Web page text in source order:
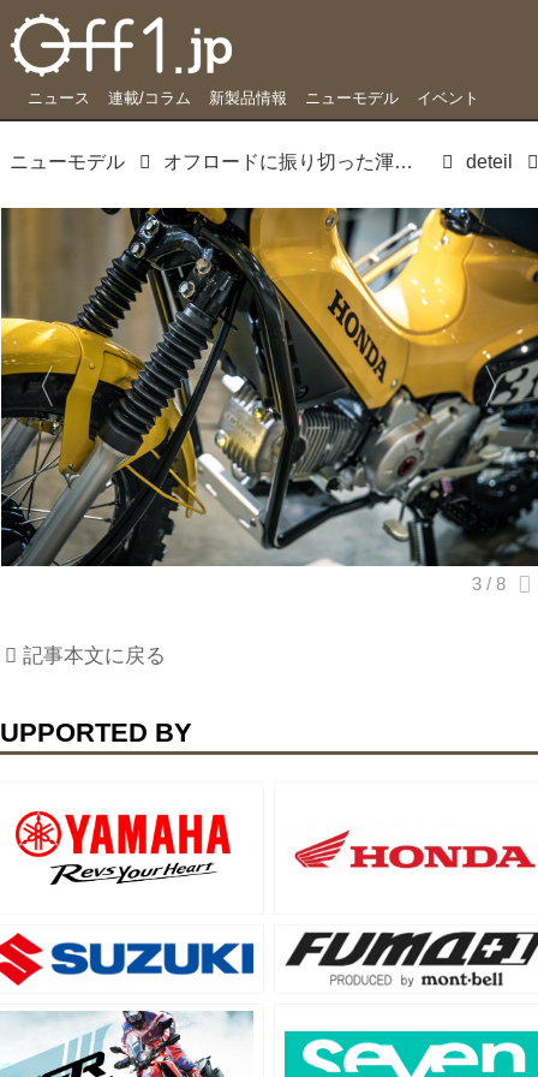
ニュース 連載/コラム 新製品情報 ニューモデル イベント
ニューモデル オフロードに振り切った渾身のクロスカブを、見に行こう deteil
記事本文に戻る
BY